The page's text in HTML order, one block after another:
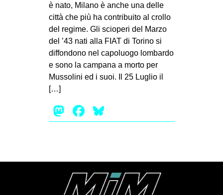
SPORT POPOLARE
MOVIMENTI
AMBIENTE
GENERI
STUDENTI
è nato, Milano è anche una delle
città che più ha contribuito al crollo
del regime. Gli scioperi del Marzo
del ’43 nati alla FIAT di Torino si
diffondono nel capoluogo lombardo
e sono la campana a morto per
Mussolini ed i suoi. Il 25 Luglio il
[…]
Mastodon
Facebook